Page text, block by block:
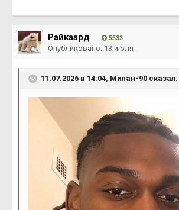
Райкаард 5533
Опубликовано: 13 июля
11.07.2026 в 14:04, Милан-90 сказал: